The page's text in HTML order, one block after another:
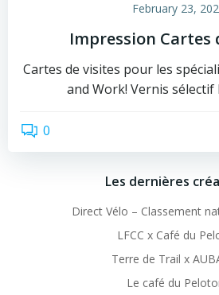
February 23,
Impression Cartes
Cartes de visites pour les
and Work! Vernis sélectif
0
Les dernières
Direct Vélo – Classement
LFCC x Café du
Terre de Trail x
Le café du